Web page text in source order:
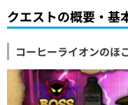
クエストの概要・基
コーヒーライオンのほ